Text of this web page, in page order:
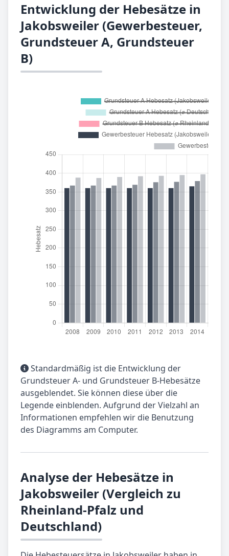
Entwicklung der Hebesätze in
Jakobsweiler (Gewerbesteuer,
Grundsteuer A, Grundsteuer
B)
Standardmäßig ist die Entwicklung der
Grundsteuer A- und Grundsteuer B-Hebesätze
ausgeblendet. Sie können diese über die
Legende einblenden. Aufgrund der Vielzahl an
Informationen empfehlen wir die Benutzung
des Diagramms am Computer.
Analyse der Hebesätze in
Jakobsweiler (Vergleich zu
Rheinland-Pfalz und
Deutschland)